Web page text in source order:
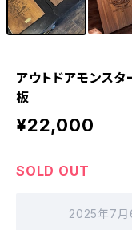
アウトドアモンスタ
板
¥22,000
SOLD OUT
2025年7月